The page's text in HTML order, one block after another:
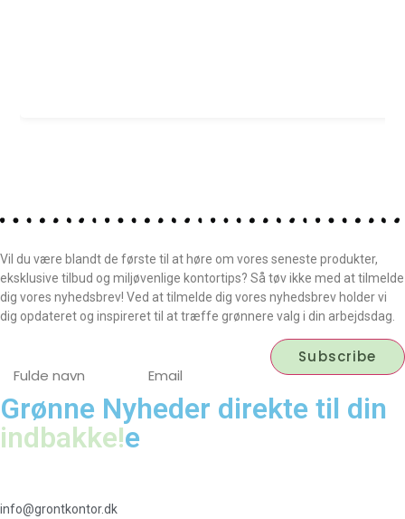
Vil du være blandt de første til at høre om vores seneste produkter,
eksklusive tilbud og miljøvenlige kontortips? Så tøv ikke med at tilmelde
dig vores nyhedsbrev! Ved at tilmelde dig vores nyhedsbrev holder vi
dig opdateret og inspireret til at træffe grønnere valg i din arbejdsdag.
Grønne Nyheder direkte til din
indbakke!e
info@grontkontor.dk